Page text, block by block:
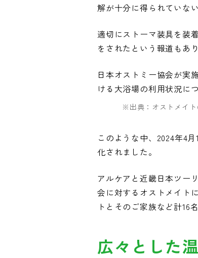
解が十分に得られていな
適切にストーマ装具を装
をされたという報道もあ
日本オストミー協会が実
ける大浴場の利用状況に
※出典：オストメイト
このような中、2024年4
化されました。
アルケアと近畿日本ツー
会に対するオストメイト
トとそのご家族など計16
広々とした